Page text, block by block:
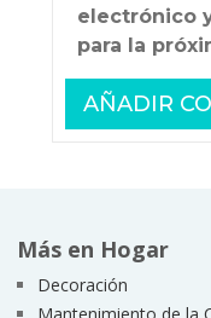
electrónico
para la
Más en Hogar
Decoración